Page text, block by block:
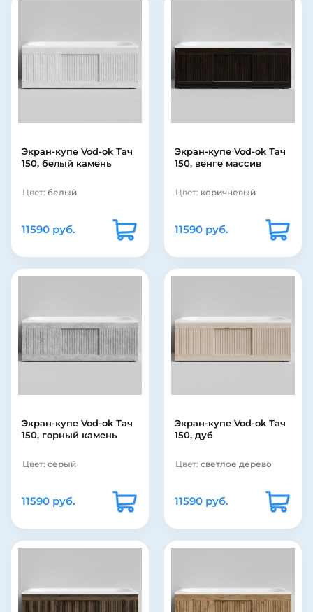
Экран-купе Vod-ok Тач
150, белый камень
Цвет: белый
11590 руб.
Экран-купе Vod-ok Тач
150, венге массив
Цвет: коричневый
11590 руб.
Экран-купе Vod-ok Тач
150, горный камень
Цвет: серый
11590 руб.
Экран-купе Vod-ok Тач
150, дуб
Цвет: светлое дерево
11590 руб.